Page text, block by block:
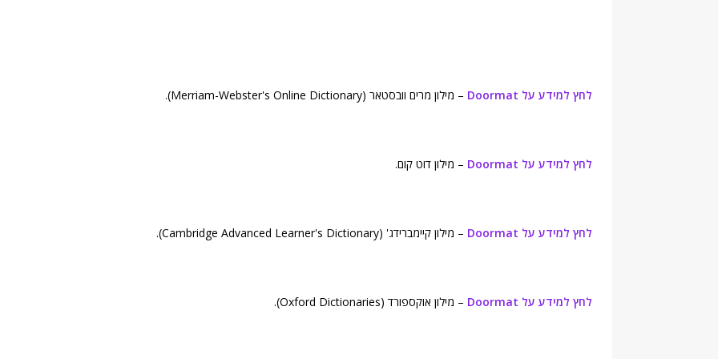
לחץ למידע על Doormat – מילון מרים וובסטאר (Merriam-Webster's Online Dictionary).
לחץ למידע על Doormat – מילון דוט קום.
לחץ למידע על Doormat – מילון קיימברידג' (Cambridge Advanced Learner's Dictionary).
לחץ למידע על Doormat – מילון אוקספורד (Oxford Dictionaries).